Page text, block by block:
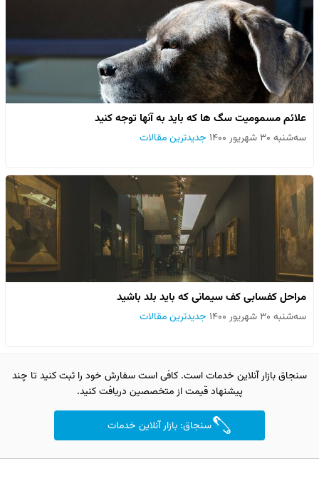
علائم مسمومیت سگ ها که باید به آنها توجه کنید
سه‌شنبه ۳۰ شهریور ۱۴۰۰ جدیدترین مقالات
مراحل کفسابی کف سیمانی که باید بلد باشید
سه‌شنبه ۳۰ شهریور ۱۴۰۰ جدیدترین مقالات
سنجاق بازار آنلاین خدمات است. کافی است سفارش خود را ثبت کنید تا چند
پیشنهاد قیمت از متخصصین دریافت کنید.
سنجاق: بازار آنلاین خدمات